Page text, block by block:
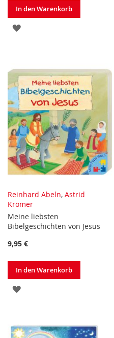
In den Warenkorb
ZUR
Reinhard Abeln, Astrid
Krömer
Meine liebsten
Bibelgeschichten von Jesus
9,95 €
In den Warenkorb
ZUR
HINZUFÜGEN